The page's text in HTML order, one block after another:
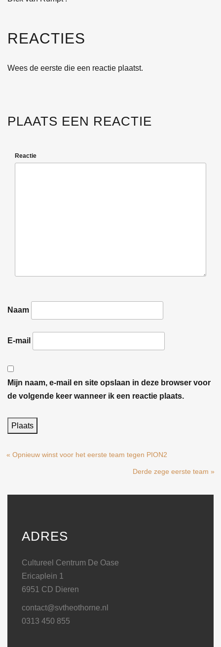
REACTIES
Wees de eerste die een reactie plaatst.
PLAATS EEN REACTIE
Reactie
Naam
E-mail
Mijn naam, e-mail en site opslaan in deze browser voor
de volgende keer wanneer ik een reactie plaats.
« Opnieuw winst voor het eerste team tegen PION2
Derde zege eerste team »
ADRES
Cultureel Centrum De Oase
Ericaplein 1
6951 CD Dieren
contact@svtheothorne.nl
0313 450 855